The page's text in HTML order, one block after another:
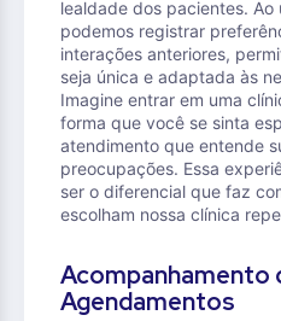
lealdade dos pacientes. Ao
podemos registrar
interações anteriores,
seja única e adaptada às
Imagine entrar em uma
forma que você se sinta
atendimento que entende
preocupações. Essa
ser o diferencial que faz
escolham nossa clínica
Acompanhamento
Agendamentos